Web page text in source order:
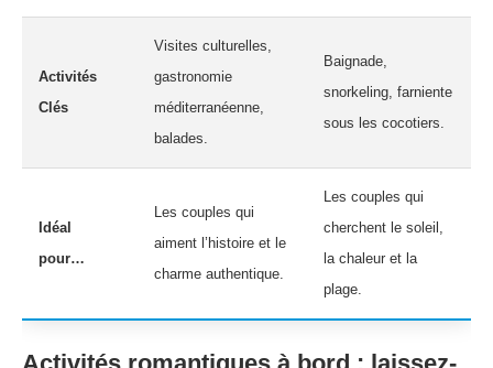
Activités
Clés
Visites culturelles,
gastronomie
méditerranéenne,
balades.
Baignade,
snorkeling, farniente
sous les cocotiers.
Idéal
pour…
Les couples qui
aiment l’histoire et le
charme authentique.
Les couples qui
cherchent le soleil,
la chaleur et la
plage.